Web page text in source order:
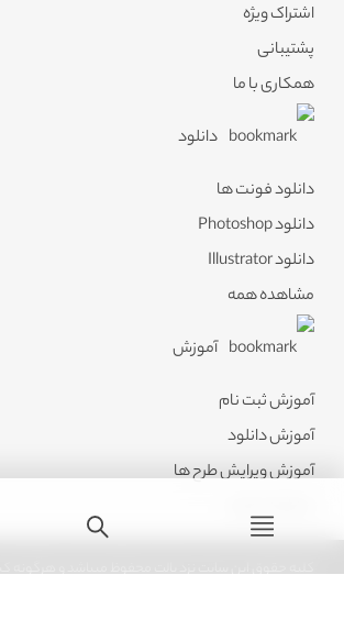
اشتراک ویژه
پشتیبانی
همکاری با ما
دانلود
دانلود فونت ها
دانلود Photoshop
دانلود Illustrator
مشاهده همه
آموزش
آموزش ثبت نام
آموزش دانلود
آموزش ویرایش طرح ها
کلیه حقوق این سایت نزد پالت محفوظ میباشد و هرگونه